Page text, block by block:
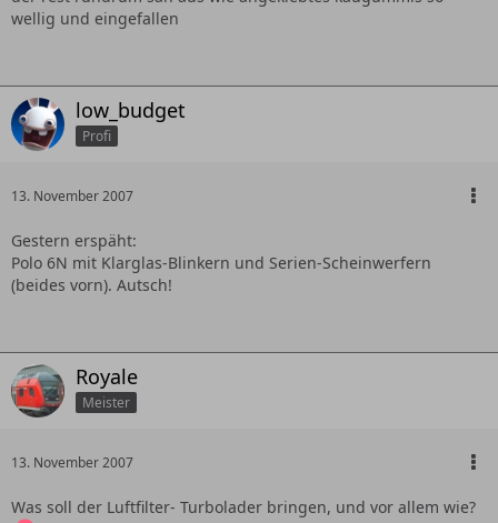
wellig und eingefallen
low_budget
Profi
13. November 2007
Gestern erspäht:
Polo 6N mit Klarglas-Blinkern und Serien-Scheinwerfern
(beides vorn). Autsch!
Royale
Meister
13. November 2007
Was soll der Luftfilter- Turbolader bringen, und vor allem wie?